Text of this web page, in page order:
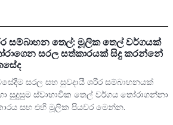
සම්බාහන තෙල්: මූලික තෙල් වර්ගයක්
සරල සත්කාරයක් සිදු කරන්නේ
සරල සහ සුවදායී ශරීර සම්බාහනයක්
සුදුසුම ස්වාභාවික තෙල් වර්ගය තෝරාගන්නා
සහ එහි මූලික පියවර මෙන්න.